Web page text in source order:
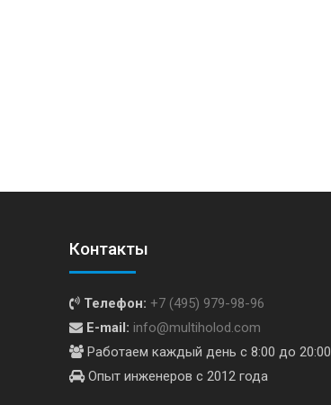
Контакты
Телефон: +7 (495) 979-98-96
E-mail: info@multiholod.com
Работаем каждый день с 8:00 до 20:00
Опыт инженеров с 2012 года